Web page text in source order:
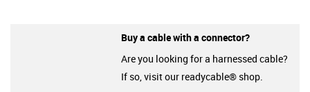
Buy a cable with a connector?
Are you looking for a harnessed cable?
If so, visit our readycable® shop.